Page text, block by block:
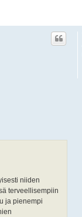
niiden
terveellisempiin
ja pienempi